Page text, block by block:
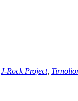
J-Rock Project,